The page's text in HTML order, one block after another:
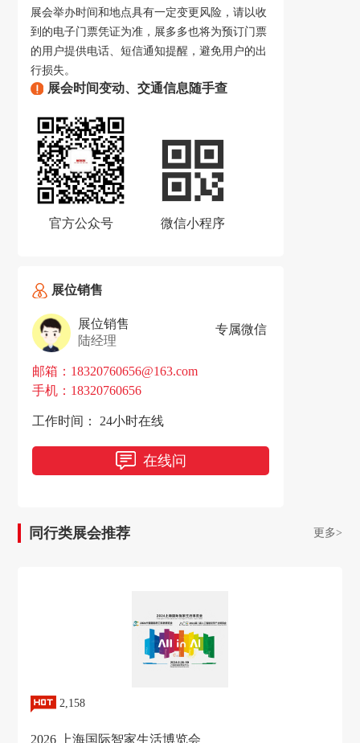
展会举办时间和地点具有一定变更风险，请以收
到的电子门票凭证为准，展多多也将为预订门票
的用户提供电话、短信通知提醒，避免用户的出
行损失。
展会时间变动、交通信息随手查
官方公众号 微信小程序
展位销售
展位销售
陆经理
邮箱：18320760656@163.com
手机：18320760656
专属微信
工作时间： 24小时在线
在线问
同行类展会推荐 更多>
2,158
2026 上海国际智家生活博览会